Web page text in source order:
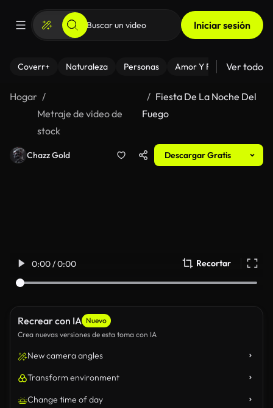
Iniciar sesión
Coverr+ Naturaleza Personas Amor Y Relaciones
Ver todo
Hogar
Metraje de video de
stock
Fiesta De La Noche Del
Fuego
Chazz Gold Descargar Gratis
0:00 / 0:00 Recortar
Recrear con IA Nuevo
Crea nuevas versiones de esta toma con IA
New camera angles
Transform environment
Change time of day